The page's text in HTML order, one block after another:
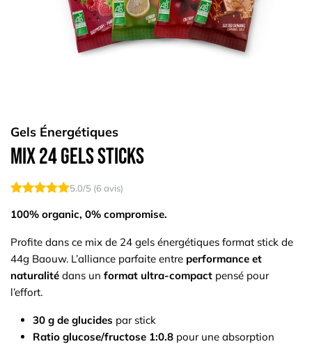
Gels Énergétiques
Mix 24 Gels Sticks
5.0/5 (6 avis)
100% organic, 0% compromise.
Profite dans ce mix de 24 gels énergétiques format stick de
44g Baouw. L’alliance parfaite entre performance et
naturalité dans un format ultra-compact pensé pour
l’effort.
30 g de glucides par stick
Ratio glucose/fructose 1:0.8 pour une absorption